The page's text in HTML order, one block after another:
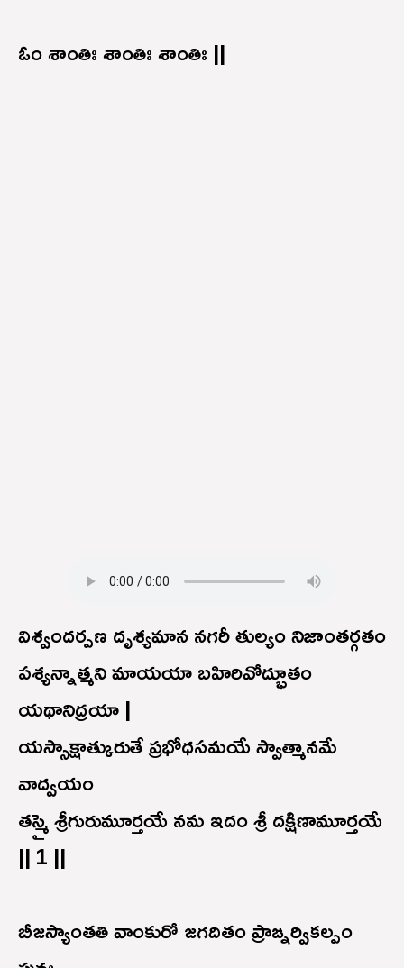
ఓం శాంతిః శాంతిః శాంతిః ||
విశ్వందర్పణ దృశ్యమాన నగరీ తుల్యం నిజాంతర్గతం
పశ్యన్నాత్మని మాయయా బహిరివోద్భూతం
యథానిద్రయా |
యస్సాక్షాత్కురుతే ప్రభోధసమయే స్వాత్మానమే
వాద్వయం
తస్మై శ్రీగురుమూర్తయే నమ ఇదం శ్రీ దక్షిణామూర్తయే
|| 1 ||
బీజస్యాంతతి వాంకురో జగదితం ప్రాఙ్నర్వికల్పం